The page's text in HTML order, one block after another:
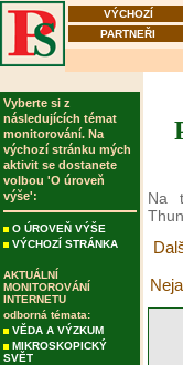
VÝCHOZÍ
PARTNEŘI
Vyberte si z
následujících témat
monitorování. Na
výchozí stránku mých
aktivit se dostanete
volbou 'O úroveň
výše':
O ÚROVEŇ VÝŠE
VÝCHOZÍ STRÁNKA
AKTUÁLNÍ
MONITOROVÁNÍ
INTERNETU
odborná témata:
VĚDA A VÝZKUM
MIKROSKOPICKÝ
SVĚT
Na